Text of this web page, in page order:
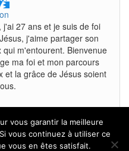
27 ans et je suis de foi
j'aime partager son
m'entourent. Bienvenue
ma foi et mon parcours
et la grâce de Jésus soient
vous garantir la meilleure
vous continuez à utiliser ce
vous en êtes satisfait.